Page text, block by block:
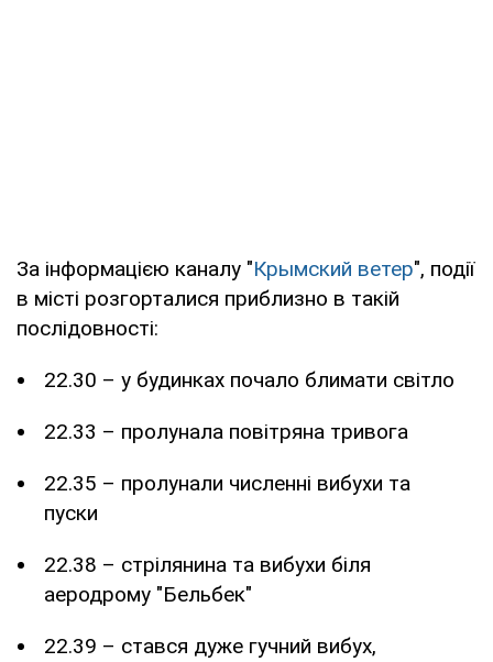
За інформацією каналу "Крымский ветер", події
в місті розгорталися приблизно в такій
послідовності:
22.30 – у будинках почало блимати світло
22.33 – пролунала повітряна тривога
22.35 – пролунали численні вибухи та
пуски
22.38 – стрілянина та вибухи біля
аеродрому "Бельбек"
22.39 – стався дуже гучний вибух,